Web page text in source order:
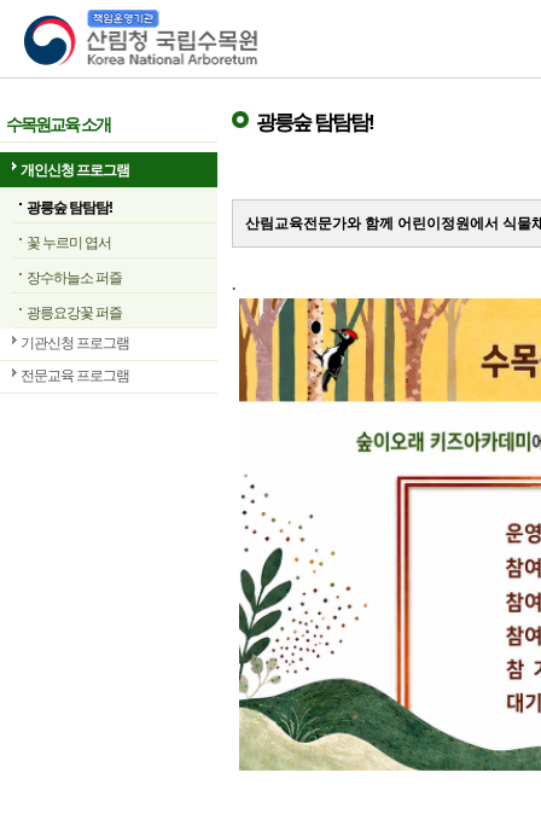
산림청 국립수목원
수목원교육 소개
개인신청 프로그램
광릉숲 탐탐탐!
꽃 누르미 엽서
장수하늘소 퍼즐
광릉요강꽃 퍼즐
기관신청 프로그램
전문교육 프로그램
광릉숲 탐탐탐!
산림교육전문가와 함께 어린이정원에서 식물
.